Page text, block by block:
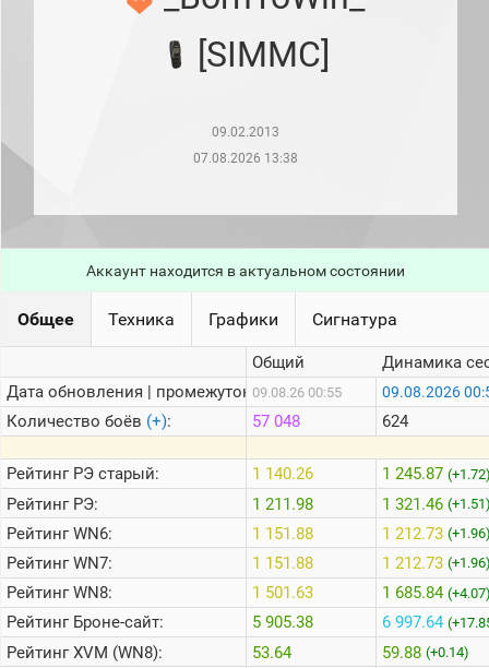
игроков
Статистика
стримеров
Информация
Онлайн
Цветовая
шкала
Теlegram
ВК
Портал
Мира
Танков
[SIMMC]
09.02.2013
07.08.2026 13:38
Аккаунт находится в актуальном состоянии
Общее Техника Графики Сигнатура
Дата обновления | промежуток:
Количество боёв (+):
РейтингРЭ старый:
РейтингРЭ:
РейтингWN6:
РейтингWN7:
РейтингWN8:
РейтингБроне-сайт:
РейтингXVM (WN8):
Общий
09.08.26 00:55
57 048
1 140.26
1 211.98
1 151.88
1 151.88
1 501.63
5 905.38
53.64
Динамика
09.08.2026
624
1 245.87
1 321.46
1 212.73
1 212.73
1 685.84
6 997.64
59.88 (+0.14)